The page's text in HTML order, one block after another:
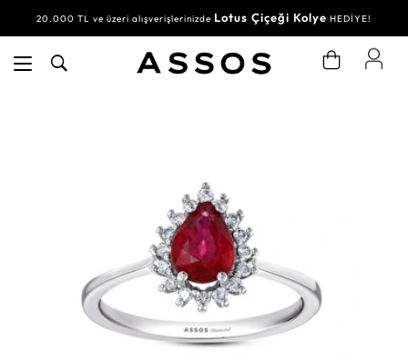
20.000 TL ve üzeri alışverişlerinizde Lotus Çiçeği Kolye HEDİYE!